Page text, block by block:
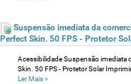
Suspensão imediata da
Perfect Skin. 50 FPS - Protetor
Acessibilidade Suspensão imediata
Skin. 50 FPS - Protetor Solar
Ler Mais»